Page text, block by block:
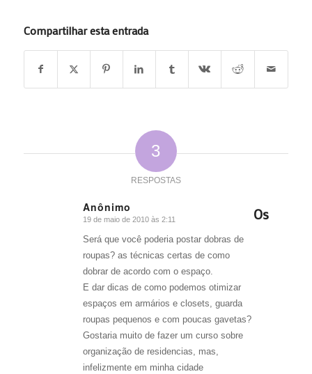
Compartilhar esta entrada
3
RESPOSTAS
Anônimo
diz:
19 de maio de 2010 às 2:11
Será que você poderia postar dobras de
roupas? as técnicas certas de como
dobrar de acordo com o espaço.
E dar dicas de como podemos otimizar
espaços em armários e closets, guarda
roupas pequenos e com poucas gavetas?
Gostaria muito de fazer um curso sobre
organização de residencias, mas,
infelizmente em minha cidade
Os